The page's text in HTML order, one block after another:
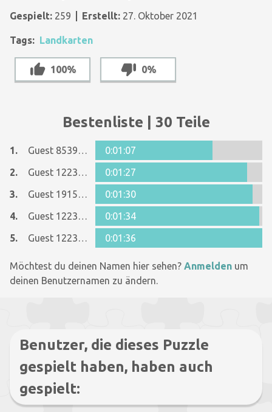
Gespielt: 259 Erstellt: 27. Oktober 2021
Tags: Landkarten
100% 0%
Bestenliste | 30 Teile
1. Guest 8539826
0:01:07
2.
Guest 12237642
0:01:27
3.
Guest 19159073
0:01:30
4.
Guest 12237642
0:01:34
5.
Guest 12237642 0:01:36
Möchtest du deinen Namen hier sehen? Anmelden um
deinen Benutzernamen zu ändern.
Benutzer, die dieses Puzzle
gespielt haben, haben auch
gespielt: